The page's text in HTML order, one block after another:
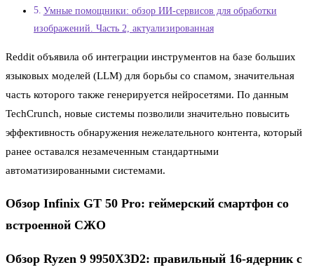
Умные помощники: обзор ИИ-сервисов для обработки
изображений. Часть 2, актуализированная
Reddit объявила об интеграции инструментов на базе больших
языковых моделей (LLM) для борьбы со спамом, значительная
часть которого также генерируется нейросетями. По данным
TechCrunch, новые системы позволили значительно повысить
эффективность обнаружения нежелательного контента, который
ранее оставался незамеченным стандартными
автоматизированными системами.
Обзор Infinix GT 50 Pro: геймерский смартфон со
встроенной СЖО
Обзор Ryzen 9 9950X3D2: правильный 16-ядерник с